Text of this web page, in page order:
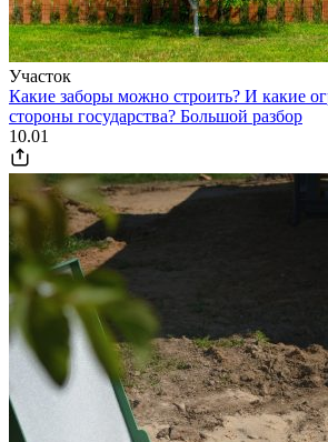
Участок
Какие заборы можно строить? И какие
стороны государства? Большой разбор
10.01